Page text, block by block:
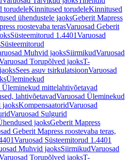
torudeleKinnitused torudeleKinnitused
ühendustele jaoksGeberit Mapress
roostevaba terasVaruosad Geberit
Süsteemitorud 1.4401Varuosad
Süsteemitorud
Muhvid jaoksSiirmikudVaruosad
Torupõlved jaoksT-
Sees asuv tsirkulatsioonVaruosad
Üleminekud
Üleminekud mittelahtivõetavad
lahtivõetavadVaruosad Üleminekud
jaoksKompensaatoridVaruosad
Varuosad Sulgurid
jaoksGeberit Mapress
Geberit Mapress roostevaba teras,
Varuosad Süsteemitorud 1.4401
Muhvid jaoksSiirmikudVaruosad
Torupõlved jaoksT-